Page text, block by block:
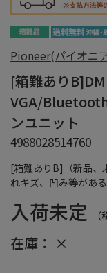
[箱難ありB]（新品、
れキズ、凹み等がある
Pioneer(パイオニ
[箱難あり
VGA/
ンユニット
4988028514760
入荷未定
在庫： ×